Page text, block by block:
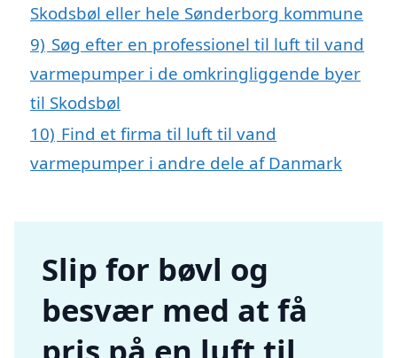
Skodsbøl eller hele Sønderborg kommune
9) Søg efter en professionel til luft til vand
varmepumper i de omkringliggende byer
til Skodsbøl
10) Find et firma til luft til vand
varmepumper i andre dele af Danmark
Slip for bøvl og
besvær med at få